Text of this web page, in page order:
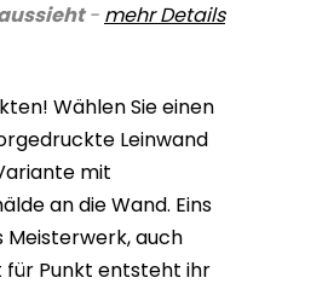
- mehr Details
Wählen Sie einen
Leinwand
mit
an die Wand. Eins
Meisterwerk, auch
für Punkt entsteht ihr